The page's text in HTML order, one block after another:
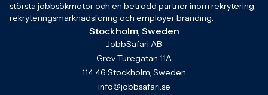
största jobbsökmotor och en betrodd partner inom rekrytering,
rekryteringsmarknadsföring och employer branding.
Stockholm, Sweden
JobbSafari AB
Grev Turegatan 11A
114 46 Stockholm, Sweden
info@jobbsafari.se